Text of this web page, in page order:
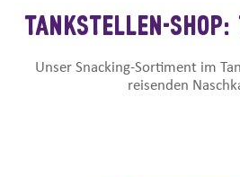
TANKSTELLEN-
Unser Snacking-Sortiment im
reisenden